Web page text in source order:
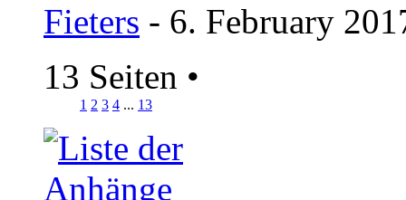
Fieters - 6. February
13 Seiten •
1 2 3 4 ... 13